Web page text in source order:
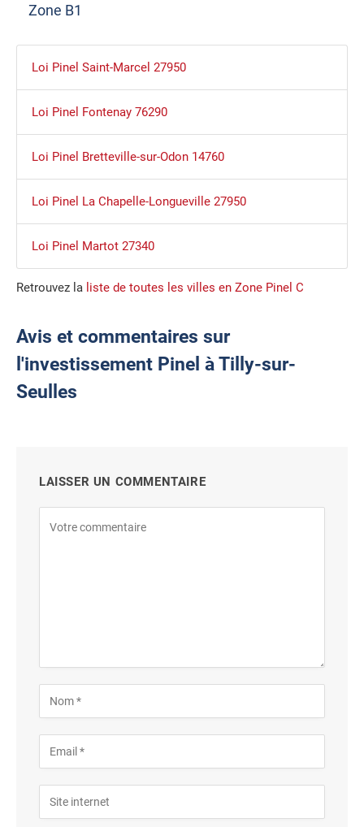
Zone B1
Loi Pinel Saint-Marcel 27950
Loi Pinel Fontenay 76290
Loi Pinel Bretteville-sur-Odon 14760
Loi Pinel La Chapelle-Longueville 27950
Loi Pinel Martot 27340
Retrouvez la liste de toutes les villes en Zone Pinel C
Avis et commentaires sur
l'investissement Pinel à Tilly-sur-
Seulles
LAISSER UN COMMENTAIRE